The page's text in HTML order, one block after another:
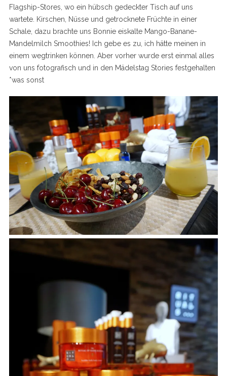
Flagship-Stores, wo ein hübsch gedeckter Tisch auf uns
wartete. Kirschen, Nüsse und getrocknete Früchte in einer
Schale, dazu brachte uns Bonnie eiskalte Mango-Banane-
Mandelmilch Smoothies! Ich gebe es zu, ich hätte meinen in
einem wegtrinken können. Aber vorher wurde erst einmal alles
von uns fotografisch und in den Mädelstag Stories festgehalten
*was sonst